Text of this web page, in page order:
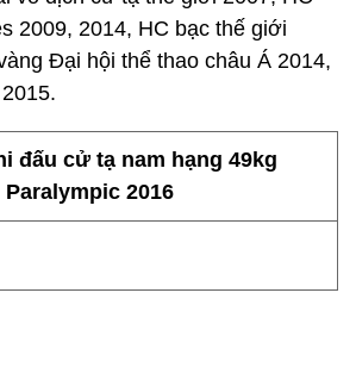
2009, 2014, HC bạc thế giới
Đại hội thể thao châu Á 2014,
đấu cử tạ nam hạng 49kg
Paralympic 2016